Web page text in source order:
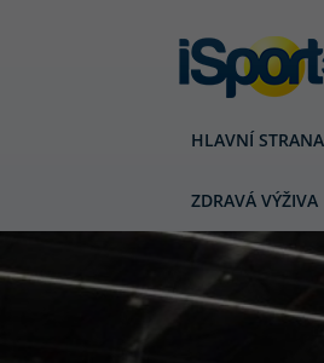
HLAVNÍ STRANA
ZDRAVÁ VÝŽIVA